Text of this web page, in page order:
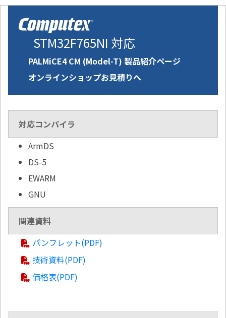
STM32F765NI 対応
PALMiCE4 CM (Model-T) 製品紹介ページ
オンラインショップお見積りへ
対応コンパイラ
ArmDS
DS-5
EWARM
GNU
関連資料
パンフレット(PDF)
技術資料(PDF)
価格表(PDF)